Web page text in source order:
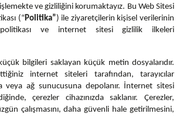
ve gizliliğini korumaktayız. Bu Web Sitesi
(“Politika”) ile ziyaretçilerin kişisel verilerinin
ve internet sitesi gizlilik ilkeleri
bilgileri saklayan küçük metin dosyalarıdır.
internet siteleri tarafından, tarayıcılar
veya ağ sunucusuna depolanır. İnternet sitesi
çerezler cihazınızda saklanır. Çerezler,
çalışmasını, daha güvenli hale getirilmesini,